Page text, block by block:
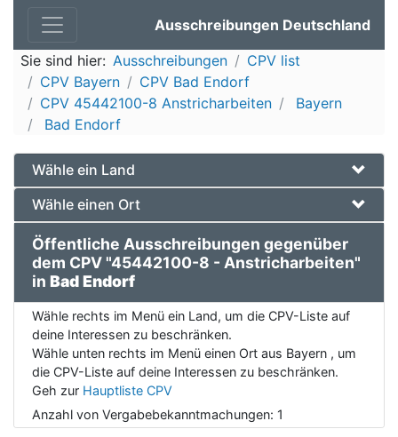
Ausschreibungen Deutschland
Sie sind hier: Ausschreibungen
CPV list
CPV Bayern
CPV Bad Endorf
CPV 45442100-8 Anstricharbeiten
Bayern
Bad Endorf
Wähle ein Land
Wähle einen Ort
Öffentliche Ausschreibungen gegenüber
dem CPV "45442100-8 - Anstricharbeiten"
in Bad Endorf
Wähle rechts im Menü ein Land, um die CPV-Liste auf
deine Interessen zu beschränken.
Wähle unten rechts im Menü einen Ort aus Bayern , um
die CPV-Liste auf deine Interessen zu beschränken.
Geh zur Hauptliste CPV
Anzahl von Vergabebekanntmachungen: 1